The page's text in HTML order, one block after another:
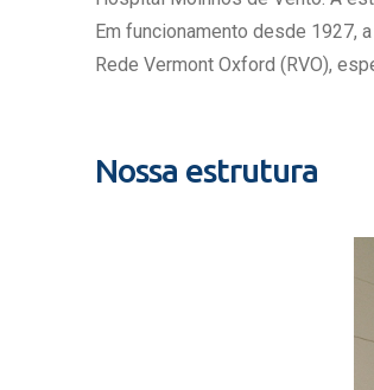
Em funcionamento desde 1927,
Rede Vermont Oxford (RVO),
Nossa estrutura